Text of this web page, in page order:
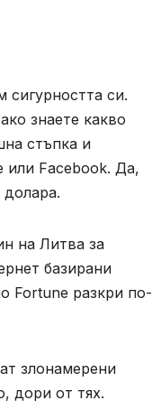
си.
знаете какво
стъпка и
или Facebook. Да,
на Литва за
базирани
Fortune разкри по-
злонамерени
дори от тях.